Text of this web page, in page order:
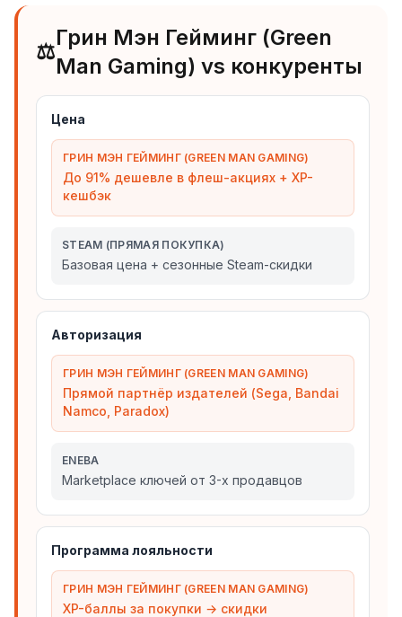
⚖️
Грин Мэн Гейминг (Green
Man Gaming) vs конкуренты
Цена
ГРИН МЭН ГЕЙМИНГ (GREEN MAN GAMING)
До 91% дешевле в флеш-акциях + XP-
кешбэк
STEAM (ПРЯМАЯ ПОКУПКА)
Базовая цена + сезонные Steam-скидки
Авторизация
ГРИН МЭН ГЕЙМИНГ (GREEN MAN GAMING)
Прямой партнёр издателей (Sega, Bandai
Namco, Paradox)
ENEBA
Marketplace ключей от 3-х продавцов
Программа лояльности
ГРИН МЭН ГЕЙМИНГ (GREEN MAN GAMING)
XP-баллы за покупки → скидки